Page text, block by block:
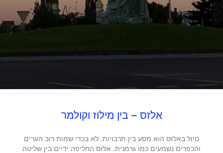
אלזס – בין מילוז וקולמר
טיול באלזס הוא מסע בין תרבויות. לא בכדי שמות רוב הערים
והכפרים נשמעים כמו גרמנית. אלזס החליפה ידיים בין שליטה